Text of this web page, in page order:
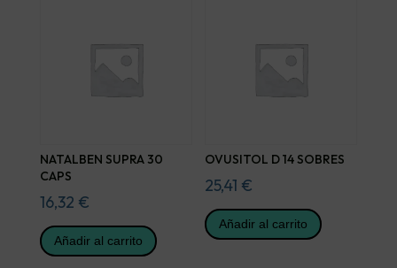
NATALBEN SUPRA 30
CAPS
16,32 €
Añadir al carrito
OVUSITOL D 14 SOBRES
25,41 €
Añadir al carrito